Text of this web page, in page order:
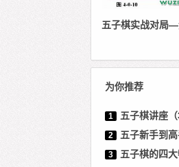
五子棋实战对局
为你推荐
1 五子棋讲座
2 五子新手到
3 五子棋的四